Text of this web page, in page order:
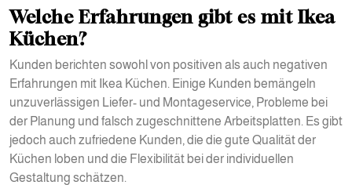
Welche Erfahrungen gibt es mit Ikea
Küchen?
Kunden berichten sowohl von positiven als auch negativen
Erfahrungen mit Ikea Küchen. Einige Kunden bemängeln
unzuverlässigen Liefer- und Montageservice, Probleme bei
der Planung und falsch zugeschnittene Arbeitsplatten. Es gibt
jedoch auch zufriedene Kunden, die die gute Qualität der
Küchen loben und die Flexibilität bei der individuellen
Gestaltung schätzen.